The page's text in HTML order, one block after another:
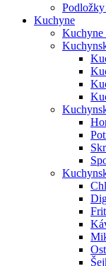
Kuchyne
Kuchyne